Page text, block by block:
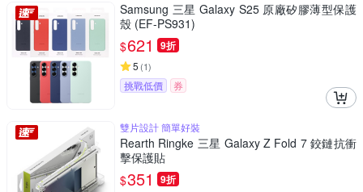
Samsung 三星 Galaxy S25 原廠矽膠薄型保護
殼 (EF-PS931)
$621 9折
5 (1)
挑戰低價 券
雙片設計 簡單好裝
Rearth Ringke 三星 Galaxy Z Fold 7 鉸鏈抗衝
擊保護貼
$351 9折